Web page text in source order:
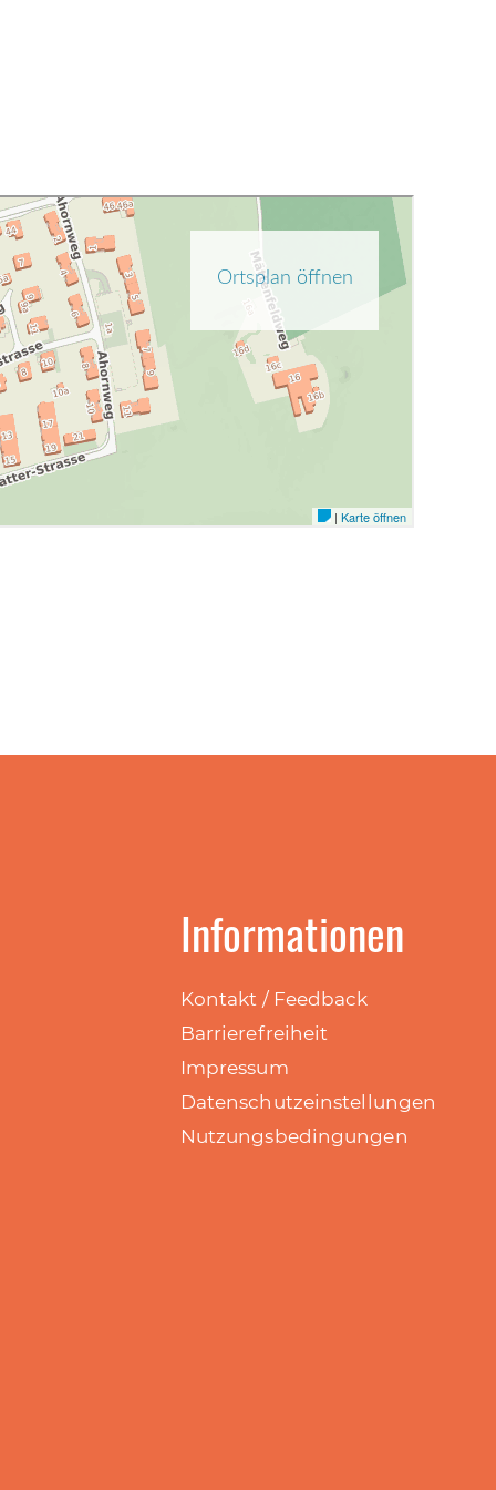
Informationen
Kontakt / Feedback
Barrierefreiheit
Impressum
Datenschutzeinstellungen
Nutzungsbedingungen